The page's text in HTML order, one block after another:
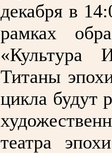
декабря в
рамках
«Культура
Титаны
цикла будут
театра